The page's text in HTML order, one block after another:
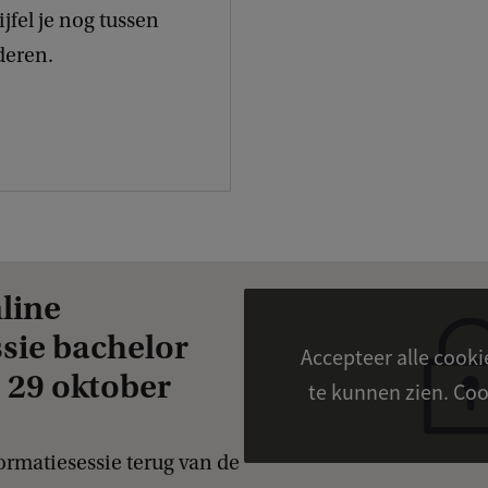
je nog tussen
Accepteer alle
te
bachelor
29 oktober
terug van de